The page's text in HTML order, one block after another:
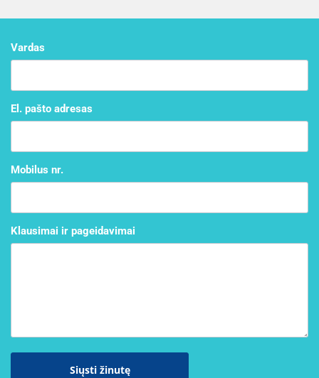
Vardas
El. pašto adresas
Mobilus nr.
Klausimai ir pageidavimai
Siųsti žinutę